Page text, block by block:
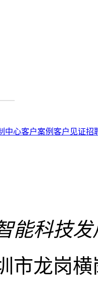
中心客户案例 客户见证招
能科技
市龙岗横